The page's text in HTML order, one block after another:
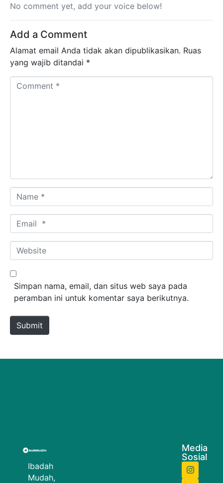
No comment yet, add your voice below!
Add a Comment
Alamat email Anda tidak akan dipublikasikan. Ruas
yang wajib ditandai *
Comment *
Name *
Email *
Website
Simpan nama, email, dan situs web saya pada
peramban ini untuk komentar saya berikutnya.
Submit
Ibadah
Mudah,
Media
Sosial